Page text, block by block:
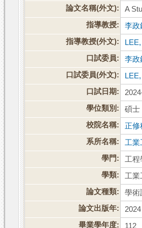
論文名稱(外文):
A
指導教授:
李政
指導教授(外文):
口試委員:
李政
口試委員(外文):
口試日期:
學位類別:
碩士
校院名稱:
正修
系所名稱:
工業
學門:
工程
學類:
工業
論文種類:
學術
論文出版年:
2024
畢業學年度:
112